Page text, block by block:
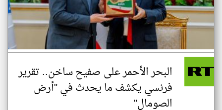
البحر الأحمر على صفيح ساخن.. تقرير
فرنسي يكشف ما يحدث في "أرض
الصومال"